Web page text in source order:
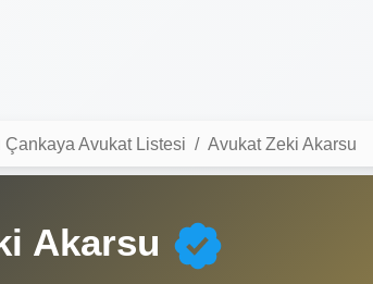
Avukat Listesi Avukat Zeki Akarsu
Akarsu